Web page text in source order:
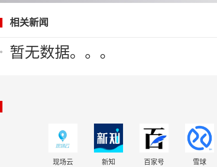
相关新闻
暂无数据。。。
现场云 新知 百家号 雪球